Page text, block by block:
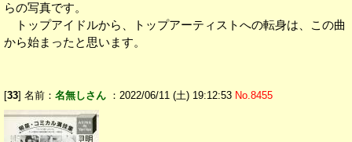
らの写真です。
トップアイドルから、トップアーティストへの転身は、この曲
から始まったと思います。
[33] 名前： 名無しさん ：2022/06/11 (土) 19:12:53 No.8455